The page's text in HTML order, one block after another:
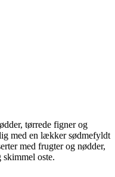
tørrede figner og
med en lækker sødmefyldt
med frugter og nødder,
oste.